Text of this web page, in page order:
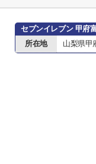
セブンイレブン 甲府
所在地
山梨県甲